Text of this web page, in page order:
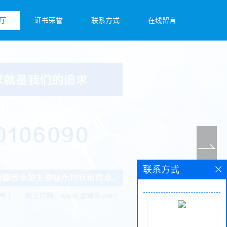
证书荣誉 联系方式 在线留言
联系方式